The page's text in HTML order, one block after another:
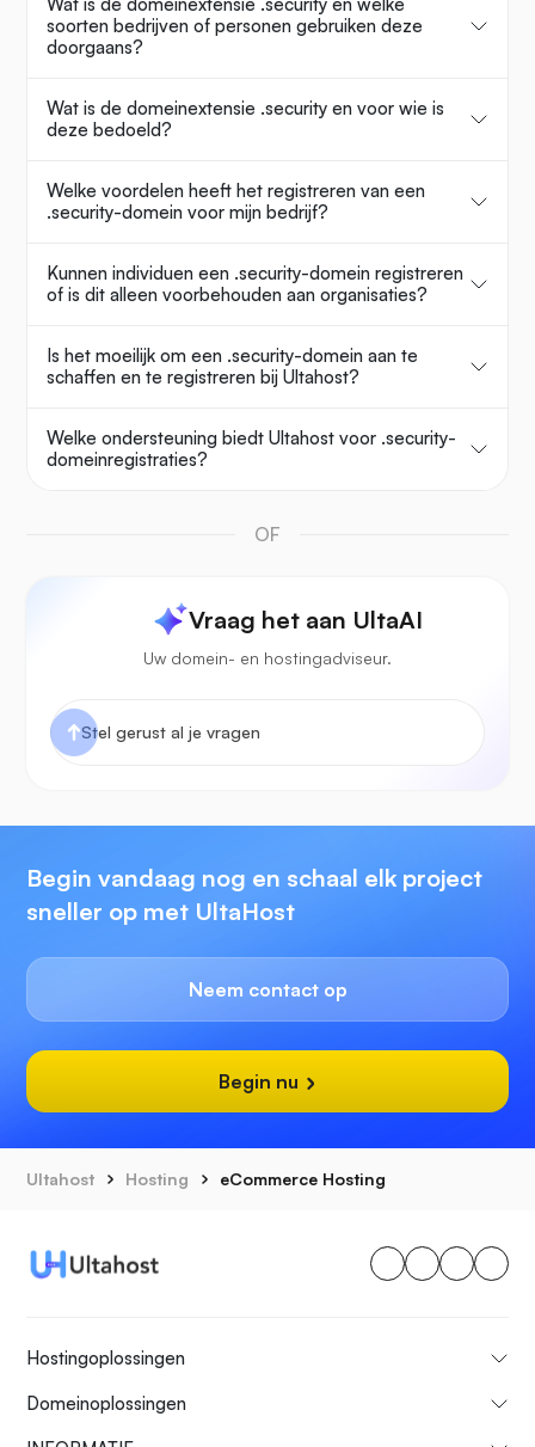
Wat is de domeinextensie .security en welke
soorten bedrijven of personen gebruiken deze
doorgaans?
Wat is de domeinextensie .security en voor wie is
deze bedoeld?
Welke voordelen heeft het registreren van een
.security-domein voor mijn bedrijf?
Kunnen individuen een .security-domein registreren
of is dit alleen voorbehouden aan organisaties?
Is het moeilijk om een .security-domein aan te
schaffen en te registreren bij Ultahost?
Welke ondersteuning biedt Ultahost voor .security-
domeinregistraties?
OF
Vraag het aan UltaAI
Uw domein- en hostingadviseur.
Begin vandaag nog en schaal elk project
sneller op met UltaHost
Neem contact op
Begin nu
Ultahost Hosting eCommerce Hosting
Hostingoplossingen
Domeinoplossingen